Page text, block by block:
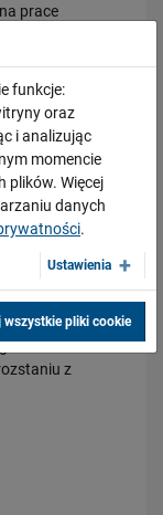
prace
UE.
się na
zawsze
rozwiązań.
i w
z
funkcje:
oraz
i analizując
momencie
plików. Więcej
danych
.
Ustawienia
wszystkie pliki cookie